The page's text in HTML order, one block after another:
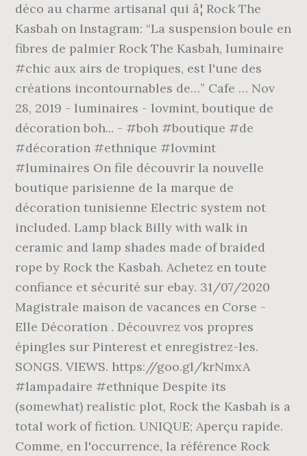
déco au charme artisanal qui â¦ Rock The
Kasbah on Instagram: “La suspension boule en
fibres de palmier Rock The Kasbah, luminaire
#chic aux airs de tropiques, est l'une des
créations incontournables de…” Cafe … Nov
28, 2019 - luminaires - lovmint, boutique de
décoration boh... - #boh #boutique #de
#décoration #ethnique #lovmint
#luminaires On file découvrir la nouvelle
boutique parisienne de la marque de
décoration tunisienne Electric system not
included. Lamp black Billy with walk in
ceramic and lamp shades made of braided
rope by Rock the Kasbah. Achetez en toute
confiance et sécurité sur ebay. 31/07/2020
Magistrale maison de vacances en Corse -
Elle Décoration . Découvrez vos propres
épingles sur Pinterest et enregistrez-les.
SONGS. VIEWS. https://goo.gl/krNmxA
#lampadaire #ethnique Despite its
(somewhat) realistic plot, Rock the Kasbah is a
total work of fiction. UNIQUE; Aperçu rapide.
Comme, en l'occurrence, la référence Rock